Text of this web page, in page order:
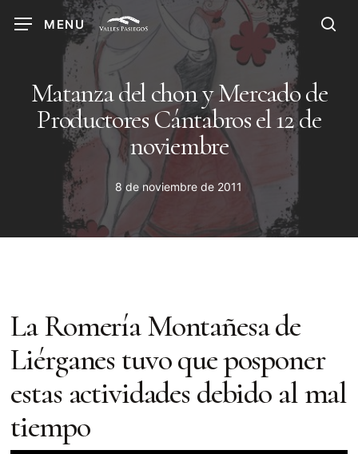
MENU
Matanza del chon y Mercado de
Productores Cántabros el 12 de
noviembre
8 de noviembre de 2011
La Romería Montañesa de
Liérganes tuvo que posponer
estas actividades debido al mal
tiempo